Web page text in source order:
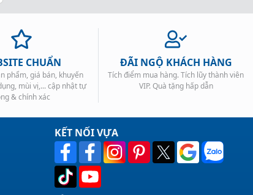
CHUẨN
phẩm, giá bán, khuyến
mùi vị,... cập nhật tự
& chính xác
ĐÃI NGỘ KHÁCH HÀNG
Tích điểm mua hàng. Tích lũy thành viên
VIP. Quà tặng hấp dẫn
KẾT NỐI VỰA